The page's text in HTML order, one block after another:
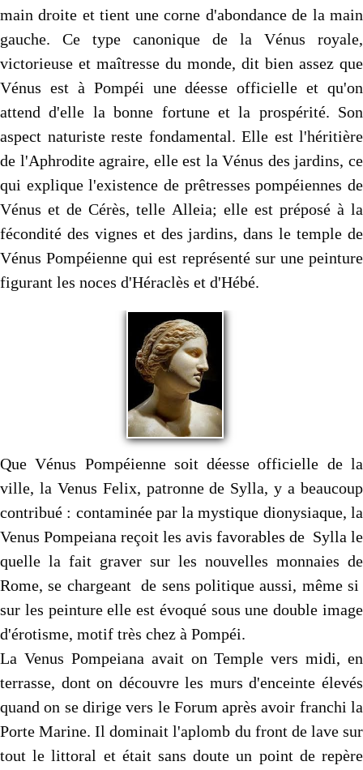
main droite et tient une corne d'abondance de la main
gauche. Ce type canonique de la Vénus royale,
victorieuse et maîtresse du monde, dit bien assez que
Vénus est à Pompéi une déesse officielle et qu'on
attend d'elle la bonne fortune et la prospérité. Son
aspect naturiste reste fondamental. Elle est l'héritière
de l'Aphrodite agraire, elle est la Vénus des jardins, ce
qui explique l'existence de prêtresses pompéiennes de
Vénus et de Cérès, telle Alleia; elle est préposé à la
fécondité des vignes et des jardins, dans le temple de
Vénus Pompéienne qui est représenté sur une peinture
figurant les noces d'Héraclès et d'Hébé.
Que Vénus Pompéienne soit déesse officielle de la
ville, la Venus Felix, patronne de Sylla, y a beaucoup
contribué : contaminée par la mystique dionysiaque, la
Venus Pompeiana reçoit les avis favorables de Sylla le
quelle la fait graver sur les nouvelles monnaies de
Rome, se chargeant de sens politique aussi, même si
sur les peinture elle est évoqué sous une double image
d'érotisme, motif très chez à Pompéi.
La Venus Pompeiana avait on Temple vers midi, en
terrasse, dont on découvre les murs d'enceinte élevés
quand on se dirige vers le Forum après avoir franchi la
Porte Marine. Il dominait l'aplomb du front de lave sur
tout le littoral et était sans doute un point de repère